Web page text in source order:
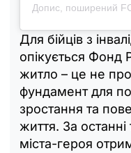
Допис, поширений
Для бійців з
опікується Фонд
житло – це не
фундамент для
зростання та
життя. За
міста-героя